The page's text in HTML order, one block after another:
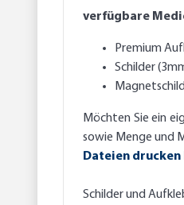
verfügbare
Premium
Schilder
Möchten Sie ein
sowie Menge und
Dateien drucken
Schilder und